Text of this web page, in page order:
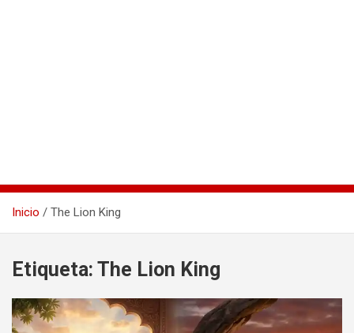
Inicio The Lion King
Etiqueta: The Lion King